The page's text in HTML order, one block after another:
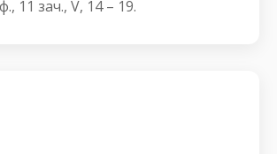
11 зач., V, 14 – 19.